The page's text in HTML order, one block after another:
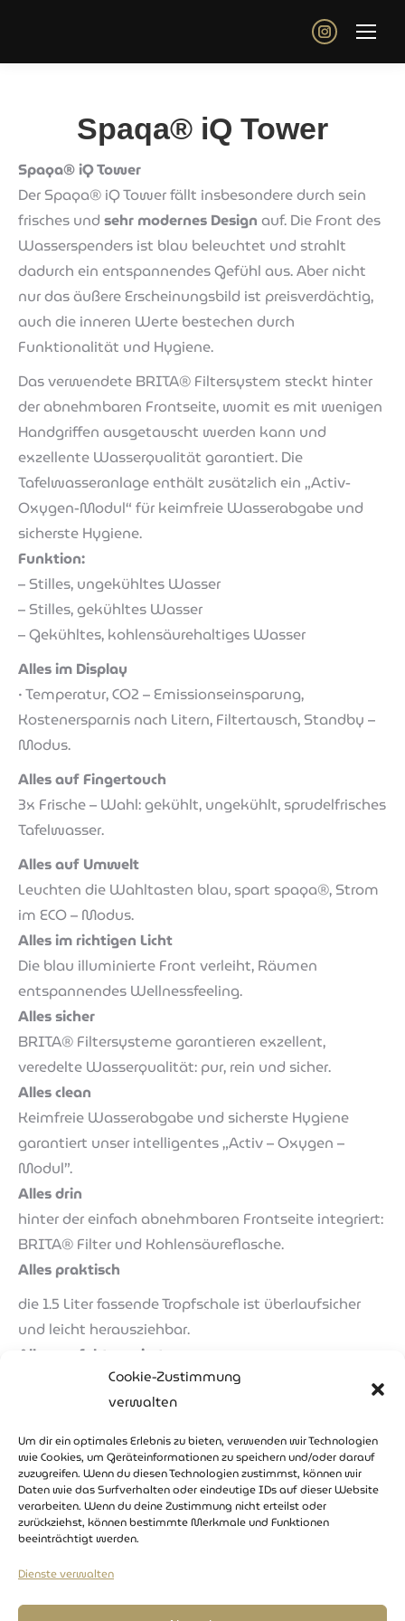
Cookie-Zustimmung
verwalten
Um dir ein optimales Erlebnis zu bieten, verwenden wir Technologien
wie Cookies, um Geräteinformationen zu speichern und/oder darauf
zuzugreifen. Wenn du diesen Technologien zustimmst, können wir
Daten wie das Surfverhalten oder eindeutige IDs auf dieser Website
verarbeiten. Wenn du deine Zustimmung nicht erteilst oder
zurückziehst, können bestimmte Merkmale und Funktionen
beeinträchtigt werden.
Dienste verwalten
Instagram
page
in
Spaqa® iQ Tower
Spaqa® iQ Tower
Der Spaqa® iQ Tower fällt insbesondere durch sein
frisches und sehr modernes Design auf. Die Front des
Wasserspenders ist blau beleuchtet und strahlt
dadurch ein entspannendes Gefühl aus. Aber nicht
nur das äußere Erscheinungsbild ist preisverdächtig,
auch die inneren Werte bestechen durch
Funktionalität und Hygiene.
Das verwendete BRITA® Filtersystem steckt hinter
der abnehmbaren Frontseite, womit es mit wenigen
Handgriffen ausgetauscht werden kann und
exzellente Wasserqualität garantiert. Die
Tafelwasseranlage enthält zusätzlich ein „Activ-
Oxygen-Modul“ für keimfreie Wasserabgabe und
sicherste Hygiene.
Funktion:
– Stilles, ungekühltes Wasser
– Stilles, gekühltes Wasser
– Gekühltes, kohlensäurehaltiges Wasser
Alles im Display
• Temperatur, CO2 – Emissionseinsparung,
Kostenersparnis nach Litern, Filtertausch, Standby –
Modus.
Alles auf Fingertouch
3x Frische – Wahl: gekühlt, ungekühlt, sprudelfrisches
Tafelwasser.
Alles auf Umwelt
Leuchten die Wahltasten blau, spart spaqa®, Strom
im ECO – Modus.
Alles im richtigen Licht
Die blau illuminierte Front verleiht, Räumen
entspannendes Wellnessfeeling.
Alles sicher
BRITA® Filtersysteme garantieren exzellent,
veredelte Wasserqualität: pur, rein und sicher.
Alles clean
Keimfreie Wasserabgabe und sicherste Hygiene
garantiert unser intelligentes „Activ – Oxygen –
Modul”.
Alles drin
hinter der einfach abnehmbaren Frontseite integriert:
BRITA® Filter und Kohlensäureflasche.
Alles praktisch
die 1.5 Liter fassende Tropfschale ist überlaufsicher
und leicht herausziehbar.
Alles perfekt serviert
die Ausgabemenge erfolgt nach Wunsch: Becher,
Glas, Karaffe, Wasserkrug.
Spaqa® sprudelt solange, wie Sie die Wahltaste
berühren (oder über voreingestellte Mengen).